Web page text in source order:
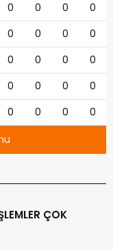
0 0 0
0
0 0 0
0
0 0 0
0
0 0 0
0
0 0 0
0
ÇOK